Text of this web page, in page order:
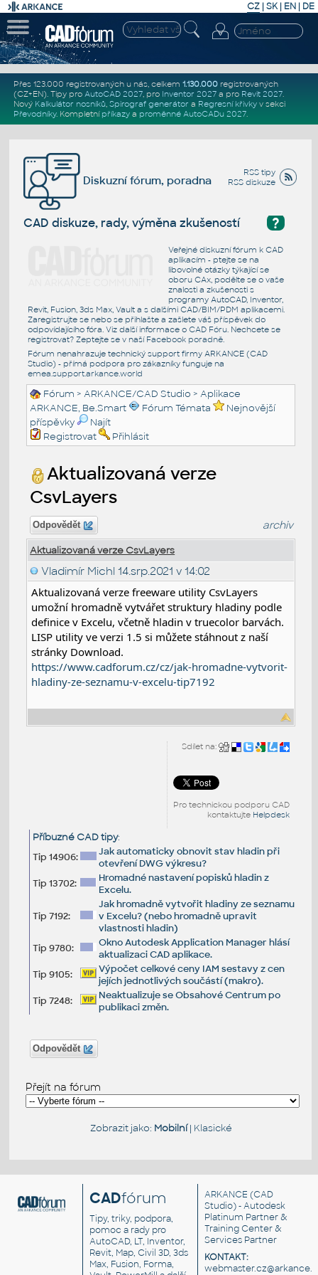
CZ | SK| EN | DE
Přes 123.000 registrovaných u nás, celkem 1.130.000registrovaných
(CZ+EN). Tipy pro AutoCAD 2027, pro Inventor 2027a pro Revit 2027.
Nový Kalkulátor nosníků, Spirograf generátor a Regresní křivkyv sekci
Převodníky. Kompletní příkazya proměnné AutoCADu 2027.
RSS tipy
RSS diskuze
Diskuzní fórum, poradna
?
CAD diskuze, rady, výměna zkušeností
Veřejné diskuzní fórum k CAD
aplikacím - ptejte se na
libovolné otázky týkající se
oboru CAx, podělte se o vaše
znalosti a zkušenosti s
programy AutoCAD, Inventor,
Revit, Fusion, 3ds Max, Vault a s dalšími CAD/BIM/PDM aplikacemi.
Zaregistrujte se nebo se přihlašte a zašlete váš příspěvek do
odpovídajícího fóra. Viz další informace o CAD Fóru. Nechcete se
registrovat? Zeptejte se v naší Facebook poradně.
Fórum nenahrazuje technický support firmy ARKANCE (CAD
Studio) - přímá podpora pro zákazníky funguje na
emea.support.arkance.world
Fórum >ARKANCE/CAD Studio >Aplikace
ARKANCE, Be.Smart
Fórum Témata
Nejnovější
příspěvky
Najít
Registrovat
Přihlásit
Aktualizovaná verze
CsvLayers
Odpovědět archiv
Aktualizovaná verze CsvLayers
Vladimír Michl 14.srp.2021 v 14:02
Aktualizovaná verze freeware utility CsvLayers
umožní hromadně vytvářet struktury hladiny podle
definice v Excelu, včetně hladin v truecolor barvách.
LISP utility ve verzi 1.5 si můžete stáhnout z naší
stránky Download.
https://www.cadforum.cz/cz/jak-hromadne-vytvorit-
hladiny-ze-seznamu-v-excelu-tip7192
Sdílet na:
Pro technickou podporu CAD
kontaktujte Helpdesk
Příbuzné CAD tipy:
Tip 14906:
Jak automaticky obnovit stav hladin při
otevření DWG výkresu?
Tip 13702:
Hromadné nastavení popisků hladin z
Excelu.
Tip 7192:
Jak hromadně vytvořit hladiny ze seznamu
v Excelu? (nebo hromadně upravit
vlastnosti hladin)
Tip 9780:
Okno Autodesk Application Manager hlásí
aktualizaci CAD aplikace.
Tip 9105:
Výpočet celkové ceny IAM sestavy z cen
jejích jednotlivých součástí (makro).
Tip 7248:
Neaktualizuje se Obsahové Centrum po
publikaci změn.
Odpovědět
Přejít na fórum
Zobrazit jako: Mobilní| Klasické
CADfórum
Tipy, triky, podpora,
pomoc a rady pro
AutoCAD, LT, Inventor,
Revit, Map, Civil 3D, 3ds
Max, Fusion, Forma,
ARKANCE (CAD
Studio) - Autodesk
Platinum Partner &
Training Center &
Services Partner
KONTAKT: